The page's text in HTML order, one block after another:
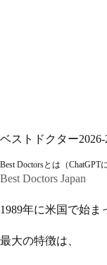
ベストドクター2026-
Best Doctorsとは（ChatGPT
Best Doctors Japan
1989年に米国で始ま
最大の特徴は、